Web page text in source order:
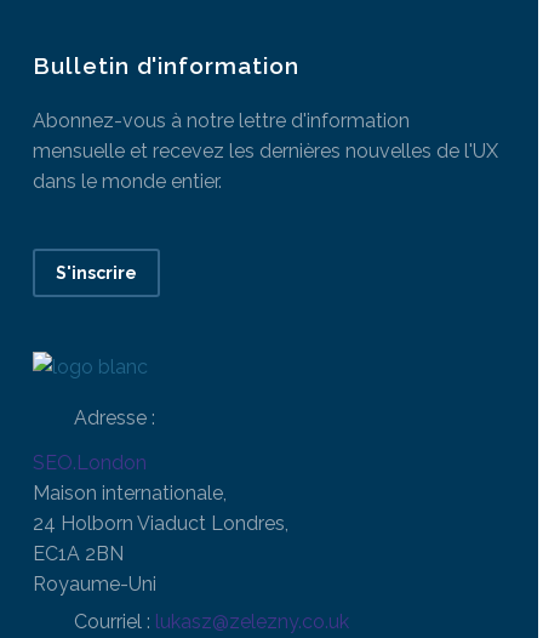
Bulletin d'information
Abonnez-vous à notre lettre d'information
mensuelle et recevez les dernières nouvelles de l'UX
dans le monde entier.
S'inscrire
Adresse :
SEO.London
Maison internationale,
24 Holborn Viaduct Londres,
EC1A 2BN
Royaume-Uni
Courriel : lukasz@zelezny.co.uk